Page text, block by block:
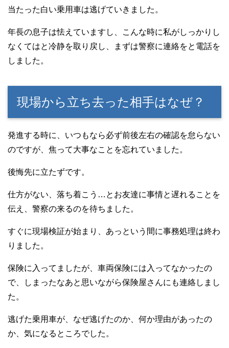
当たった白い乗用車は逃げていきました。
年長の息子は怯えていますし、こんな時に私がしっかりし
なくてはと冷静を取り戻し、まずは警察に連絡をと電話を
しました。
現場から立ち去った相手はなぜ？
発進する時に、いつもなら必ず前後左右の確認を怠らない
のですが、焦って大事なことを忘れていました。
後悔先に立たずです。
仕方がない、落ち着こう…とお友達に事情と遅れることを
伝え、警察の来るのを待ちました。
すぐに現場検証が始まり、あっという間に事務処理は終わ
りました。
保険に入ってましたが、車両保険には入ってなかったの
で、しまったなあと思いながら保険屋さんにも連絡しまし
た。
逃げた乗用車が、なぜ逃げたのか、何か理由があったの
か、気になるところでした。